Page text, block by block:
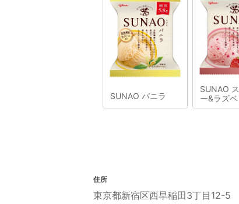
SUNAO バニラ
SUNAO
ー&ラズ
住所
東京都新宿区西早稲田3丁目12-5